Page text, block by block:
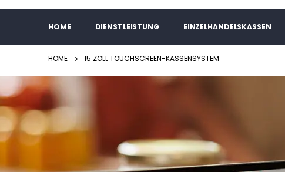
HOME DIENSTLEISTUNG EINZELHANDELSKASSEN
HOME 15 ZOLL TOUCHSCREEN-KASSENSYSTEM